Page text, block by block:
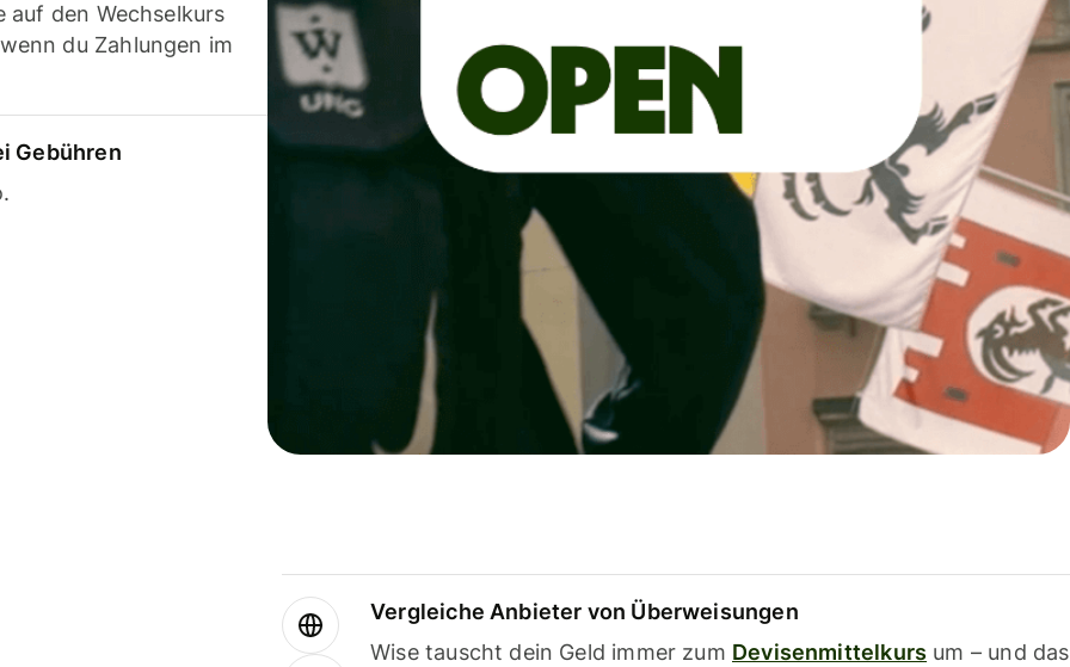
auf den Wechselkurs
du Zahlungen im
Gebühren
Vergleiche Anbieter von Überweisungen
Wise tauscht dein Geld immer zum Devisenmittelkurs um – und das